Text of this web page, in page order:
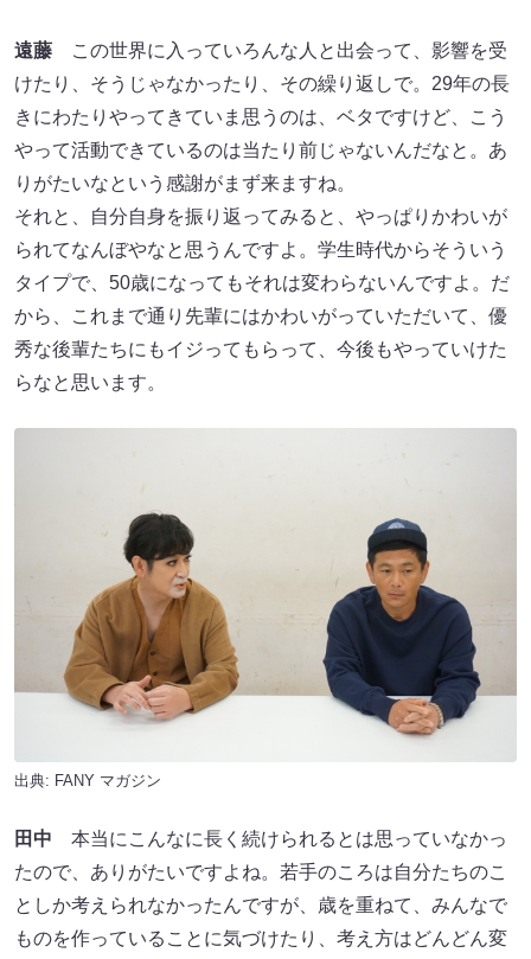
遠藤 この世界に入っていろんな人と出会って、影響を受
けたり、そうじゃなかったり、その繰り返しで。29年の長
きにわたりやってきていま思うのは、ベタですけど、こう
やって活動できているのは当たり前じゃないんだなと。あ
りがたいなという感謝がまず来ますね。
それと、自分自身を振り返ってみると、やっぱりかわいが
られてなんぼやなと思うんですよ。学生時代からそういう
タイプで、50歳になってもそれは変わらないんですよ。だ
から、これまで通り先輩にはかわいがっていただいて、優
秀な後輩たちにもイジってもらって、今後もやっていけた
らなと思います。
出典: FANY マガジン
田中 本当にこんなに長く続けられるとは思っていなかっ
たので、ありがたいですよね。若手のころは自分たちのこ
としか考えられなかったんですが、歳を重ねて、みんなで
ものを作っていることに気づけたり、考え方はどんどん変